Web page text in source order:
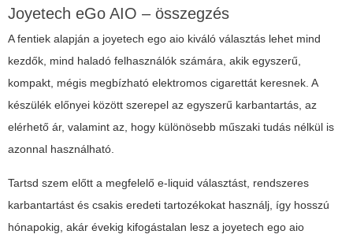
Joyetech eGo AIO – összegzés
A fentiek alapján a joyetech ego aio kiváló választás lehet mind
kezdők, mind haladó felhasználók számára, akik egyszerű,
kompakt, mégis megbízható elektromos cigarettát keresnek. A
készülék előnyei között szerepel az egyszerű karbantartás, az
elérhető ár, valamint az, hogy különösebb műszaki tudás nélkül is
azonnal használható.
Tartsd szem előtt a megfelelő e-liquid választást, rendszeres
karbantartást és csakis eredeti tartozékokat használj, így hosszú
hónapokig, akár évekig kifogástalan lesz a joyetech ego aio